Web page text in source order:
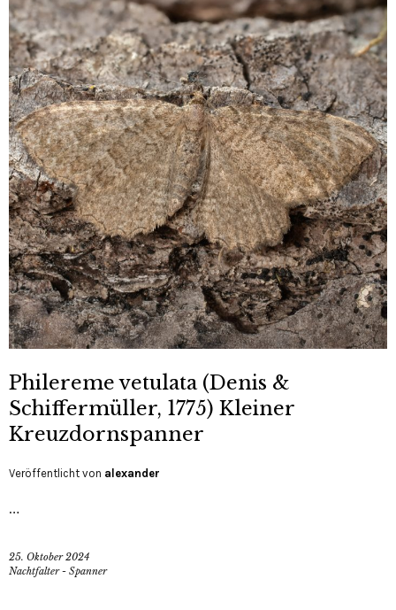
Philereme vetulata (Denis &
Schiffermüller, 1775) Kleiner
Kreuzdornspanner
Veröffentlicht von alexander
…
25. Oktober 2024
Nachtfalter - Spanner